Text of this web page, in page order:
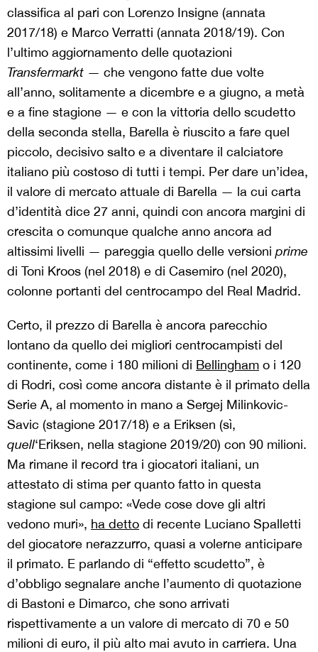
classifica al pari con Lorenzo Insigne (annata
2017/18) e Marco Verratti (annata 2018/19). Con
l’ultimo aggiornamento delle quotazioni
Transfermarkt — che vengono fatte due volte
all’anno, solitamente a dicembre e a giugno, a metà
e a fine stagione — e con la vittoria dello scudetto
della seconda stella, Barella è riuscito a fare quel
piccolo, decisivo salto e a diventare il calciatore
italiano più costoso di tutti i tempi. Per dare un’idea,
il valore di mercato attuale di Barella — la cui carta
d’identità dice 27 anni, quindi con ancora margini di
crescita o comunque qualche anno ancora ad
altissimi livelli — pareggia quello delle versioni prime
di Toni Kroos (nel 2018) e di Casemiro (nel 2020),
colonne portanti del centrocampo del Real Madrid.
Certo, il prezzo di Barella è ancora parecchio
lontano da quello dei migliori centrocampisti del
continente, come i 180 milioni di Bellingham o i 120
di Rodri, così come ancora distante è il primato della
Serie A, al momento in mano a Sergej Milinkovic-
Savic (stagione 2017/18) e a Eriksen (sì,
quell‘Eriksen, nella stagione 2019/20) con 90 milioni.
Ma rimane il record tra i giocatori italiani, un
attestato di stima per quanto fatto in questa
stagione sul campo: «Vede cose dove gli altri
vedono muri», ha detto di recente Luciano Spalletti
del giocatore nerazzurro, quasi a volerne anticipare
il primato. E parlando di “effetto scudetto”, è
d’obbligo segnalare anche l’aumento di quotazione
di Bastoni e Dimarco, che sono arrivati
rispettivamente a un valore di mercato di 70 e 50
milioni di euro, il più alto mai avuto in carriera. Una